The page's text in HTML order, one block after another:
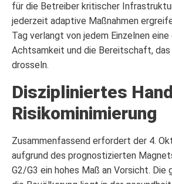
für die Betreiber kritischer
jederzeit adaptive Maßnahmen
Tag verlangt von jedem Einzelnen
Achtsamkeit und die Bereitschaft, das
drosseln.
Diszipliniertes
Risikominimierung
Zusammenfassend erfordert der 4.
aufgrund des prognostizierten
G2/G3 ein hohes Maß an Vorsicht. Die